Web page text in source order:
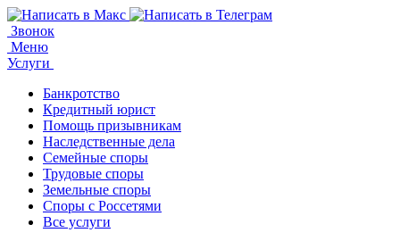
Звонок
Меню
Услуги
Банкротство
Кредитный юрист
Помощь призывникам
Наследственные дела
Семейные споры
Трудовые споры
Земельные споры
Споры с Россетями
Все услуги